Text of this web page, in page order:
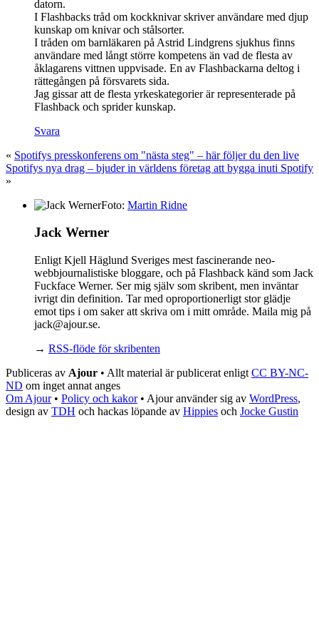
datorn.
I Flashbacks tråd om kockknivar skriver användare med djup
kunskap om knivar och stålsorter.
I tråden om barnläkaren på Astrid Lindgrens sjukhus finns
användare med långt större kompetens än vad de flesta av
åklagarens vittnen uppvisade. En av Flashbackarna deltog i
rättegången på försvarets sida.
Jag gissar att de flesta yrkeskategorier är representerade på
Flashback och sprider kunskap.
Svara
« Spotifys presskonferens om "nästa steg" – här följer du den live
Spotifys nya drag – bjuder in världens företag att bygga inuti Spotify
»
Foto: Martin Ridne
Jack Werner
Enligt Kjell Häglund Sveriges mest fascinerande neo-
webbjournalistiske bloggare, och på Flashback känd som Jack
Fuckface Werner. Ser mig själv som skribent, men inväntar
ivrigt din definition. Tar med oproportionerligt stor glädje
emot tips i om saker att skriva om i mitt område. Maila mig på
jack@ajour.se.
→ RSS-flöde för skribenten
Publiceras av Ajour • Allt material är publicerat enligt CC BY-NC-
ND om inget annat anges
Om Ajour• Policy och kakor• Ajour använder sig av WordPress,
design av TDH och hackas löpande av Hippies och Jocke Gustin